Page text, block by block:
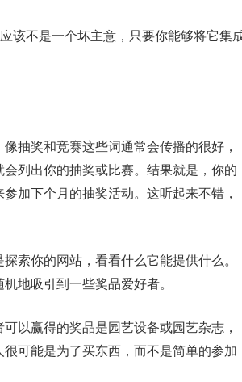
该不是一个坏主意，只要你能够将它集
抽奖和竞赛这些词通常会传播的很好，
列出你的抽奖或比赛。结果就是，你的
加下个月的抽奖活动。这听起来不错，
索你的网站，看看什么它能提供什么。
地吸引到一些奖品爱好者。
以赢得的奖品是园艺设备或园艺杂志，
可能是为了买东西，而不是简单的参加